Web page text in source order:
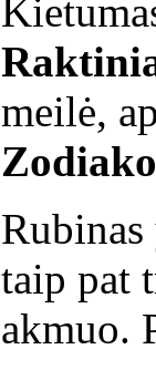
meilė,
taip pat
akmuo.